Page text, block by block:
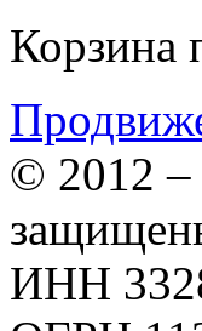
Корзина
© 2012 –
ИНН